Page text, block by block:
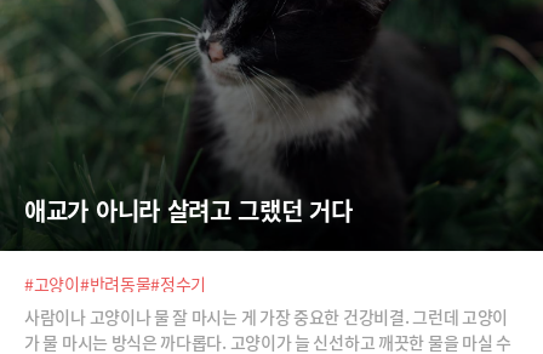
애교가 아니라 살려고 그랬던 거다
#고양이#반려동물#정수기
사람이나 고양이나 물 잘 마시는 게 가장 중요한 건강비결. 그런데 고양이
가 물 마시는 방식은 까다롭다. 고양이가 늘 신선하고 깨끗한 물을 마실 수